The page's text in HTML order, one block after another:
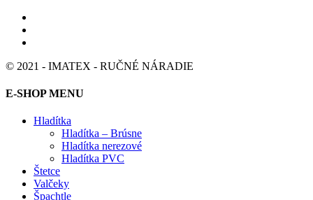
© 2021 - IMATEX - RUČNÉ NÁRADIE
E-SHOP MENU
Hladítka
Hladítka – Brúsne
Hladítka nerezové
Hladítka PVC
Štetce
Valčeky
Špachtle